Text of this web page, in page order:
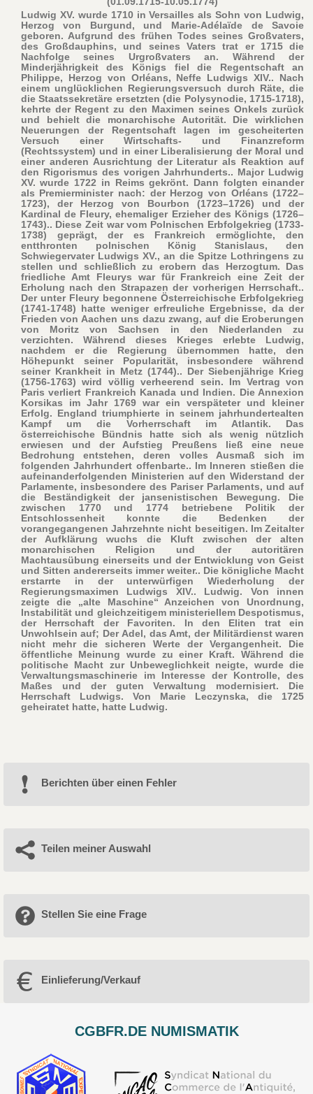
Ludwig XV. wurde 1710 in Versailles als Sohn von Ludwig,
Herzog von Burgund, und Marie-Adélaïde de Savoie
geboren. Aufgrund des frühen Todes seines Großvaters,
des Großdauphins, und seines Vaters trat er 1715 die
Nachfolge seines Urgroßvaters an. Während der
Minderjährigkeit des Königs fiel die Regentschaft an
Philippe, Herzog von Orléans, Neffe Ludwigs XIV.. Nach
einem unglücklichen Regierungsversuch durch Räte, die
die Staatssekretäre ersetzten (die Polysynodie, 1715-1718),
kehrte der Regent zu den Maximen seines Onkels zurück
und behielt die monarchische Autorität. Die wirklichen
Neuerungen der Regentschaft lagen im gescheiterten
Versuch einer Wirtschafts- und Finanzreform
(Rechtssystem) und in einer Liberalisierung der Moral und
einer anderen Ausrichtung der Literatur als Reaktion auf
den Rigorismus des vorigen Jahrhunderts.. Major Ludwig
XV. wurde 1722 in Reims gekrönt. Dann folgten einander
als Premierminister nach: der Herzog von Orléans (1722–
1723), der Herzog von Bourbon (1723–1726) und der
Kardinal de Fleury, ehemaliger Erzieher des Königs (1726–
1743).. Diese Zeit war vom Polnischen Erbfolgekrieg (1733-
1738) geprägt, der es Frankreich ermöglichte, den
entthronten polnischen König Stanislaus, den
Schwiegervater Ludwigs XV., an die Spitze Lothringens zu
stellen und schließlich zu erobern das Herzogtum. Das
friedliche Amt Fleurys war für Frankreich eine Zeit der
Erholung nach den Strapazen der vorherigen Herrschaft..
Der unter Fleury begonnene Österreichische Erbfolgekrieg
(1741-1748) hatte weniger erfreuliche Ergebnisse, da der
Frieden von Aachen uns dazu zwang, auf die Eroberungen
von Moritz von Sachsen in den Niederlanden zu
verzichten. Während dieses Krieges erlebte Ludwig,
nachdem er die Regierung übernommen hatte, den
Höhepunkt seiner Popularität, insbesondere während
seiner Krankheit in Metz (1744).. Der Siebenjährige Krieg
(1756-1763) wird völlig verheerend sein. Im Vertrag von
Paris verliert Frankreich Kanada und Indien. Die Annexion
Korsikas im Jahr 1769 war ein verspäteter und kleiner
Erfolg. England triumphierte in seinem jahrhundertealten
Kampf um die Vorherrschaft im Atlantik. Das
österreichische Bündnis hatte sich als wenig nützlich
erwiesen und der Aufstieg Preußens ließ eine neue
Bedrohung entstehen, deren volles Ausmaß sich im
folgenden Jahrhundert offenbarte.. Im Inneren stießen die
aufeinanderfolgenden Ministerien auf den Widerstand der
Parlamente, insbesondere des Pariser Parlaments, und auf
die Beständigkeit der jansenistischen Bewegung. Die
zwischen 1770 und 1774 betriebene Politik der
Entschlossenheit konnte die Bedenken der
vorangegangenen Jahrzehnte nicht beseitigen. Im Zeitalter
der Aufklärung wuchs die Kluft zwischen der alten
monarchischen Religion und der autoritären
Machtausübung einerseits und der Entwicklung von Geist
und Sitten andererseits immer weiter.. Die königliche Macht
erstarrte in der unterwürfigen Wiederholung der
Regierungsmaximen Ludwigs XIV.. Ludwig. Von innen
zeigte die „alte Maschine“ Anzeichen von Unordnung,
Instabilität und gleichzeitigem ministeriellem Despotismus,
der Herrschaft der Favoriten. In den Eliten trat ein
Unwohlsein auf; Der Adel, das Amt, der Militärdienst waren
nicht mehr die sicheren Werte der Vergangenheit. Die
öffentliche Meinung wurde zu einer Kraft. Während die
politische Macht zur Unbeweglichkeit neigte, wurde die
Verwaltungsmaschinerie im Interesse der Kontrolle, des
Maßes und der guten Verwaltung modernisiert. Die
Herrschaft Ludwigs. Von Marie Leczynska, die 1725
geheiratet hatte, hatte Ludwig.
Berichten über einen Fehler
Teilen meiner Auswahl
Stellen Sie eine Frage
Einlieferung/Verkauf
CGBFR.DE NUMISMATIK